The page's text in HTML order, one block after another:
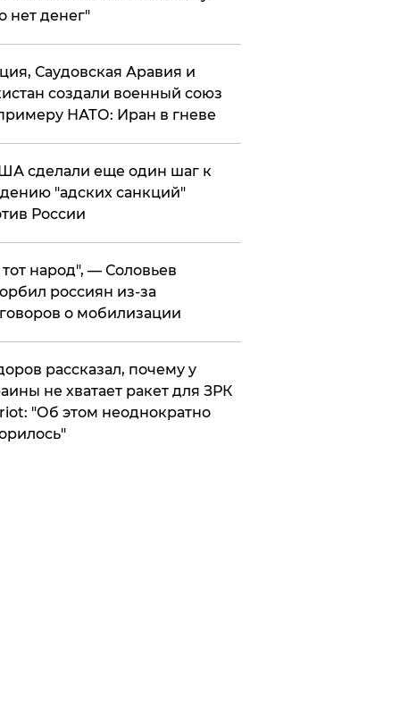
нет денег"
Саудовская Аравия и
создали военный союз
НАТО: Иран в гневе
сделали еще один шаг к
"адских санкций"
России
народ", — Соловьев
россиян из-за
о мобилизации
рассказал, почему у
не хватает ракет для ЗРК
"Об этом неоднократно